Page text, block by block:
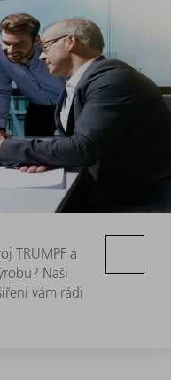
TRUMPF a
Naši
vám rádi